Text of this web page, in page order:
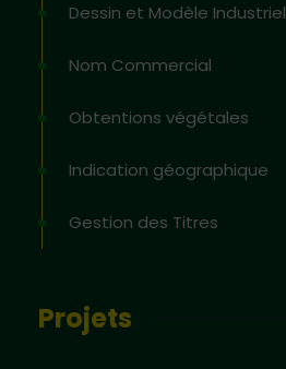
Dessin et Modèle Industriel
Nom Commercial
Obtentions végétales
Indication géographique
Gestion des Titres
Projets